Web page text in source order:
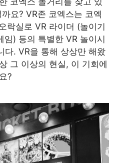
요? VR존 코엑스는 코엑
락실로 VR 라이더 (놀이기
임) 등의 특별한 VR 놀이시
다. VR을 통해 상상만 해왔
그 이상의 현실, 이 기회에
?